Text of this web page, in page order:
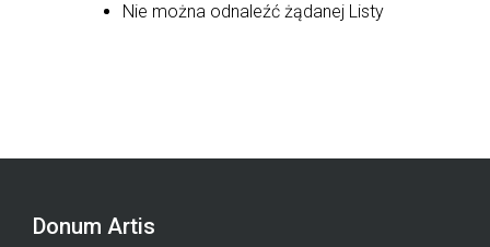
Nie można odnaleźć żądanej Listy
Donum Artis